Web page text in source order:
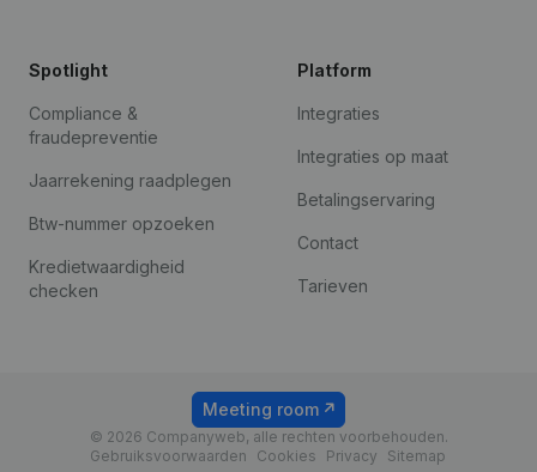
Spotlight
Compliance &
fraudepreventie
Jaarrekening raadplegen
Btw-nummer opzoeken
Kredietwaardigheid
checken
Platform
Integraties
Integraties op maat
Betalingservaring
Contact
Tarieven
© 2026 Companyweb, alle rechten voorbehouden.
Gebruiksvoorwaarden
Cookies Privacy Sitemap
Meeting room